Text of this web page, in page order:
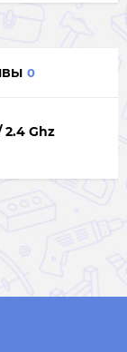
0
2.4 Ghz